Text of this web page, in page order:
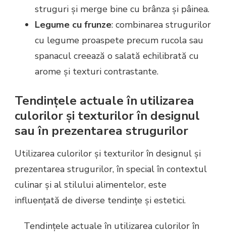
struguri și merge bine cu brânza și pâinea.
Legume cu frunze: combinarea strugurilor
cu legume proaspete precum rucola sau
spanacul creează o salată echilibrată cu
arome și texturi contrastante.
Tendințele actuale în utilizarea
culorilor și texturilor în designul
sau în prezentarea strugurilor
Utilizarea culorilor și texturilor în designul și
prezentarea strugurilor, în special în contextul
culinar și al stilului alimentelor, este
influențată de diverse tendințe și estetici.
Tendințele actuale în utilizarea culorilor în